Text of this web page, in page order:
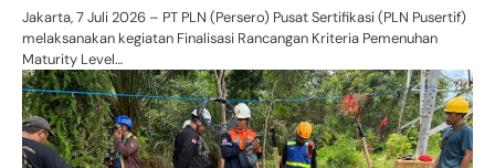
Jakarta, 7 Juli 2026 – PT PLN (Persero) Pusat Sertifikasi (PLN Pusertif)
melaksanakan kegiatan Finalisasi Rancangan Kriteria Pemenuhan
Maturity Level…